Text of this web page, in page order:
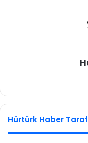
l
e
D
i
Hürtürk Haber